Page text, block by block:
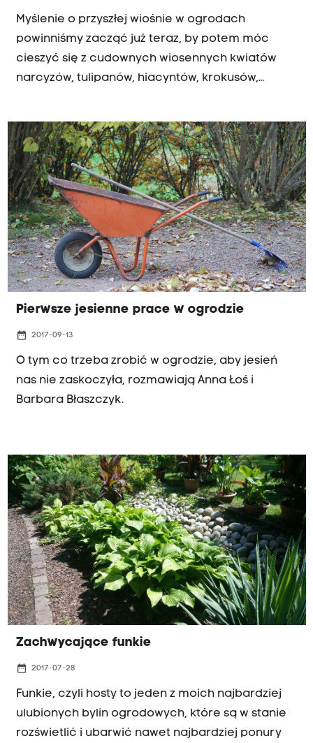
Myślenie o przyszłej wiośnie w ogrodach
powinniśmy zacząć już teraz, by potem móc
cieszyć się z cudownych wiosennych kwiatów
narcyzów, tulipanów, hiacyntów, krokusów,
Pierwsze jesienne prace w ogrodzie
date_range 2017-09-13
O tym co trzeba zrobić w ogrodzie, aby jesień
nas nie zaskoczyła, rozmawiają Anna Łoś i
Barbara Błaszczyk.
Zachwycające funkie
date_range 2017-07-28
Funkie, czyli hosty to jeden z moich najbardziej
ulubionych bylin ogrodowych, które są w stanie
rozświetlić i ubarwić nawet najbardziej ponury